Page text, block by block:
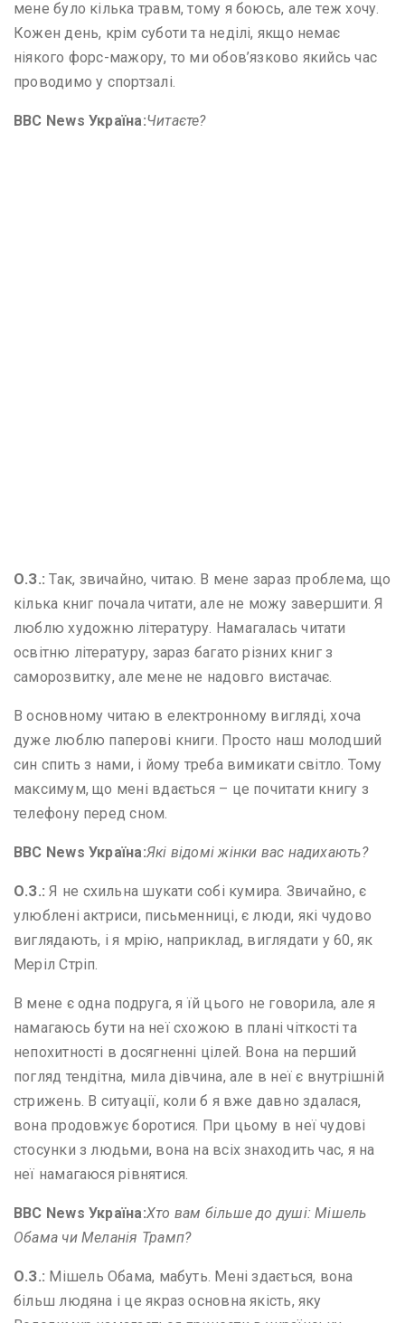
мене було кілька травм, тому я боюсь, але теж хочу.
Кожен день, крім суботи та неділі, якщо немає
ніякого форс-мажору, то ми обов’язково якийсь час
проводимо у спортзалі.
BBC NewsУкраїна:Читаєте?
О.З.: Так, звичайно, читаю. В мене зараз проблема, що
кілька книг почала читати, але не можу завершити. Я
люблю художню літературу. Намагалась читати
освітню літературу, зараз багато різних книг з
саморозвитку, але мене не надовго вистачає.
В основному читаю в електронному вигляді, хоча
дуже люблю паперові книги. Просто наш молодший
син спить з нами, і йому треба вимикати світло. Тому
максимум, що мені вдається – це почитати книгу з
телефону перед сном.
BBC NewsУкраїна:Які відомі жінки вас надихають?
О.З.: Я не схильна шукати собі кумира. Звичайно, є
улюблені актриси, письменниці, є люди, які чудово
виглядають, і я мрію, наприклад, виглядати у 60, як
Меріл Стріп.
В мене є одна подруга, я їй цього не говорила, але я
намагаюсь бути на неї схожою в плані чіткості та
непохитності в досягненні цілей. Вона на перший
погляд тендітна, мила дівчина, але в неї є внутрішній
стрижень. В ситуації, коли б я вже давно здалася,
вона продовжує боротися. При цьому в неї чудові
стосунки з людьми, вона на всіх знаходить час, я на
неї намагаюся рівнятися.
BBC NewsУкраїна:Хто вам більше до душі: Мішель
Обама чи Меланія Трамп?
О.З.: Мішель Обама, мабуть. Мені здається, вона
більш людяна і це якраз основна якість, яку